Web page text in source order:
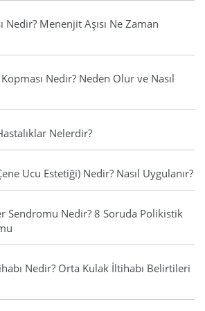
Nedir? Menenjit Aşısı Ne Zaman
Nedir? Neden Olur ve Nasıl
Nelerdir?
Ucu Estetiği) Nedir? Nasıl Uygulanır?
Sendromu Nedir? 8 Soruda Polikistik
Nedir? Orta Kulak İltihabı Belirtileri